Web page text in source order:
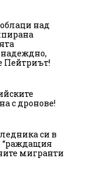
над
Пейтриът!
с дронове!
си в
“раждащия
мигранти